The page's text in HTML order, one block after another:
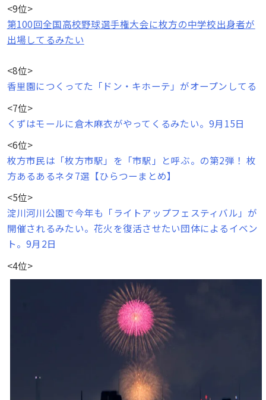
<9位>
第100回全国高校野球選手権大会に枚方の中学校出身者が
出場してるみたい
<8位>
香里園につくってた「ドン・キホーテ」がオープンしてる
<7位>
くずはモールに倉木麻衣がやってくるみたい。9月15日
<6位>
枚方市民は「枚方市駅」を「市駅」と呼ぶ。の第2弾！ 枚
方あるあるネタ7選【ひらつーまとめ】
<5位>
淀川河川公園で今年も「ライトアップフェスティバル」が
開催されるみたい。花火を復活させたい団体によるイベン
ト。9月2日
<4位>